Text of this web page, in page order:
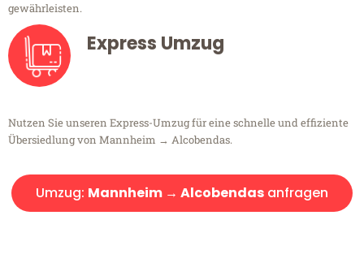
gewährleisten.
Express Umzug
Nutzen Sie unseren Express-Umzug für eine schnelle und effiziente
Übersiedlung von Mannheim → Alcobendas.
Umzug: Mannheim → Alcobendas anfragen